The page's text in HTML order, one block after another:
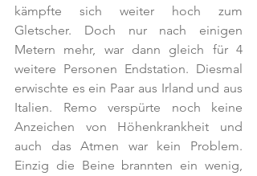
kämpfte sich weiter hoch zum
Gletscher. Doch nur nach einigen
Metern mehr, war dann gleich für 4
weitere Personen Endstation. Diesmal
erwischte es ein Paar aus Irland und aus
Italien. Remo verspürte noch keine
Anzeichen von Höhenkrankheit und
auch das Atmen war kein Problem.
Einzig die Beine brannten ein wenig,